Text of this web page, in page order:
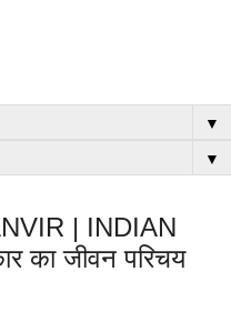
▼
▼
| INDIAN
का जीवन परिचय